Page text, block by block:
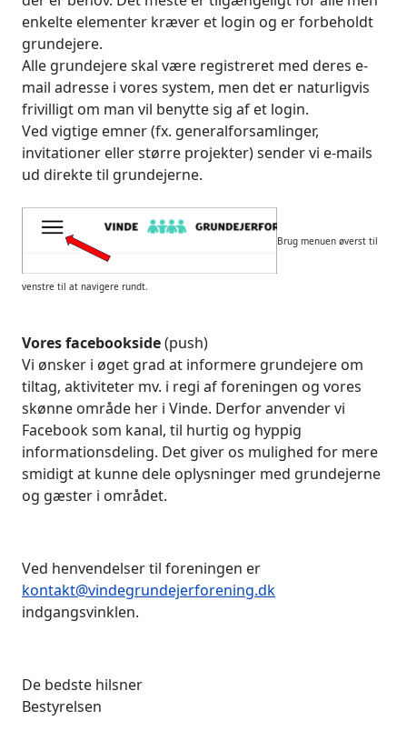
enkelte elementer kræver et login og er forbeholdt
grundejere.
Alle grundejere skal være registreret med deres e-
mail adresse i vores system, men det er naturligvis
frivilligt om man vil benytte sig af et login.
Ved vigtige emner (fx. generalforsamlinger,
invitationer eller større projekter) sender vi e-mails
ud direkte til grundejerne.
Brug menuen øverst til
venstre til at navigere rundt.
Vores facebookside(push)
Vi ønsker i øget grad at informere grundejere om
tiltag, aktiviteter mv. i regi af foreningen og vores
skønne område her i Vinde. Derfor anvender vi
Facebook som kanal, til hurtig og hyppig
informationsdeling. Det giver os mulighed for mere
smidigt at kunne dele oplysninger med grundejerne
og gæster i området.
Ved henvendelser til foreningen er
kontakt@vindegrundejerforening.dk
indgangsvinklen.
De bedste hilsner
Bestyrelsen